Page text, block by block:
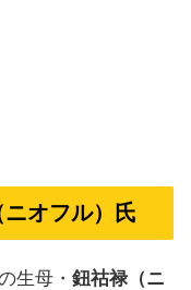
オフル）氏
生母・ 鈕祜禄（ニ